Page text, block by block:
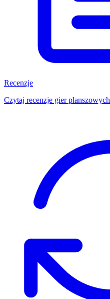
Recenzje
Czytaj recenzje gier planszowych